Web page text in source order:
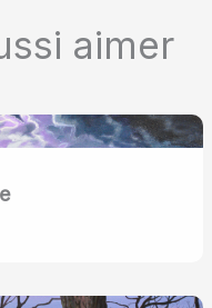
aimer